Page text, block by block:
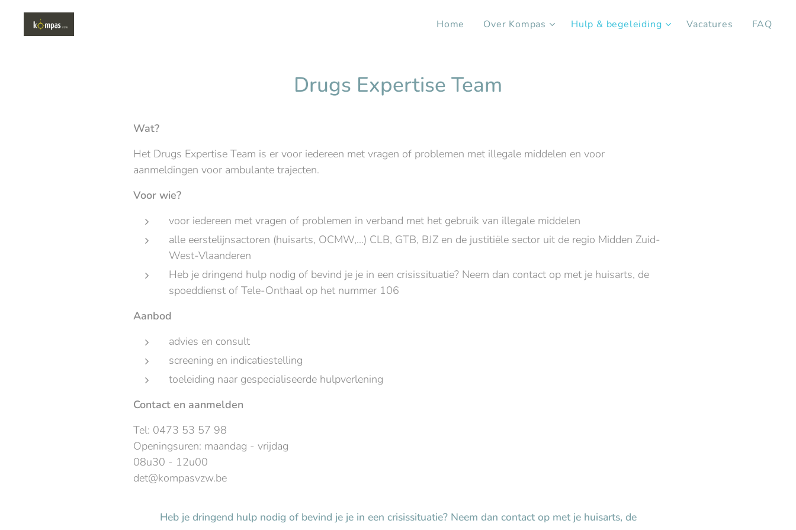
Home Over Kompas Hulp & begeleiding Vacatures FAQ
Drugs Expertise Team
Wat?
Het Drugs Expertise Team is er voor iedereen met vragen of problemen met illegale middelen en voor
aanmeldingen voor ambulante trajecten.
Voor wie?
voor iedereen met vragen of problemen in verband met het gebruik van illegale middelen
alle eerstelijnsactoren (huisarts, OCMW,...) CLB, GTB, BJZ en de justitiële sector uit de regio Midden Zuid-
West-Vlaanderen
Heb je dringend hulp nodig of bevind je je in een crisissituatie? Neem dan contact op met je huisarts, de
spoeddienst of Tele-Onthaal op het nummer 106
Aanbod
advies en consult
screening en indicatiestelling
toeleiding naar gespecialiseerde hulpverlening
Contact en aanmelden
Tel: 0473 53 57 98
Openingsuren: maandag - vrijdag
08u30 - 12u00
det@kompasvzw.be
Heb je dringend hulp nodig of bevind je je in een crisissituatie? Neem dan contact op met je huisarts, de